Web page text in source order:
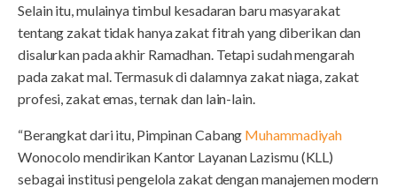
Selain itu, mulainya timbul kesadaran baru masyarakat
tentang zakat tidak hanya zakat fitrah yang diberikan dan
disalurkan pada akhir Ramadhan. Tetapi sudah mengarah
pada zakat mal. Termasuk di dalamnya zakat niaga, zakat
profesi, zakat emas, ternak dan lain-lain.
“Berangkat dari itu, Pimpinan Cabang Muhammadiyah
Wonocolo mendirikan Kantor Layanan Lazismu (KLL)
sebagai institusi pengelola zakat dengan manajemen modern